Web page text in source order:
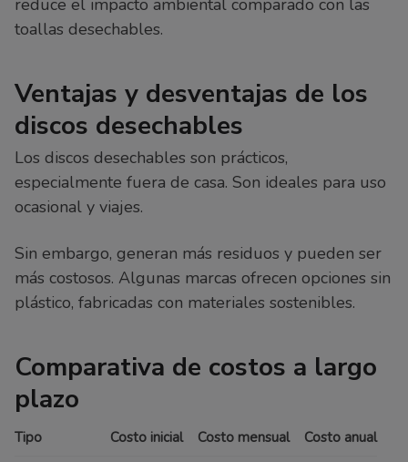
reduce el impacto ambiental comparado con las
toallas desechables.
Ventajas y desventajas de los
discos desechables
Los discos desechables son prácticos,
especialmente fuera de casa. Son ideales para uso
ocasional y viajes.
Sin embargo, generan más residuos y pueden ser
más costosos. Algunas marcas ofrecen opciones sin
plástico, fabricadas con materiales sostenibles.
Comparativa de costos a largo
plazo
Tipo Costo inicial Costo mensual Costo anual